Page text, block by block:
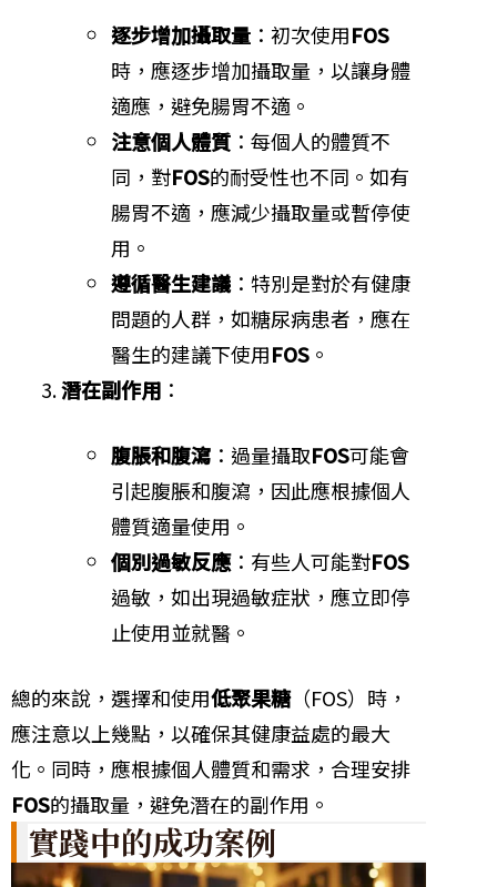
逐步增加攝取量 ：初次使用FOS
時，應逐步增加攝取量，以讓身體
適應，避免腸胃不適。
注意個人體質 ：每個人的體質不
同，對FOS的耐受性也不同。如有
腸胃不適，應減少攝取量或暫停使
用。
遵循醫生建議：特別是對於有健康
問題的人群，如糖尿病患者，應在
醫生的建議下使用FOS 。
潛在副作用 ：
腹脹和腹瀉 ：過量攝取FOS可能會
引起腹脹和腹瀉，因此應根據個人
體質適量使用。
個別過敏反應：有些人可能對FOS
過敏，如出現過敏症狀，應立即停
止使用並就醫。
總的來說，選擇和使用低聚果糖（FOS）時，
應注意以上幾點，以確保其健康益處的最大
化。同時，應根據個人體質和需求，合理安排
FOS的攝取量，避免潛在的副作用。
實踐中的成功案例